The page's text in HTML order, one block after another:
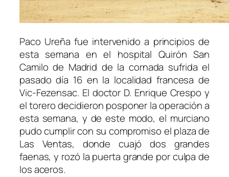
Paco Ureña fue intervenido a principios de
esta semana en el hospital Quirón San
Camilo de Madrid de la cornada sufrida el
pasado día 16 en la localidad francesa de
Vic-Fezensac. El doctor D. Enrique Crespo y
el torero decidieron posponer la operación a
esta semana, y de este modo, el murciano
pudo cumplir con su compromiso el plaza de
Las Ventas, donde cuajó dos grandes
faenas, y rozó la puerta grande por culpa de
los aceros.